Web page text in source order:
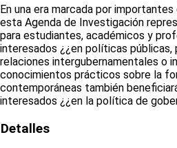
En una era marcada por
esta Agenda de Investigación
para estudiantes, académicos y
interesados ¿¿en políticas
relaciones intergubernamentales o
conocimientos prácticos sobre la
contemporáneas también
interesados ¿¿en la política de
Detalles